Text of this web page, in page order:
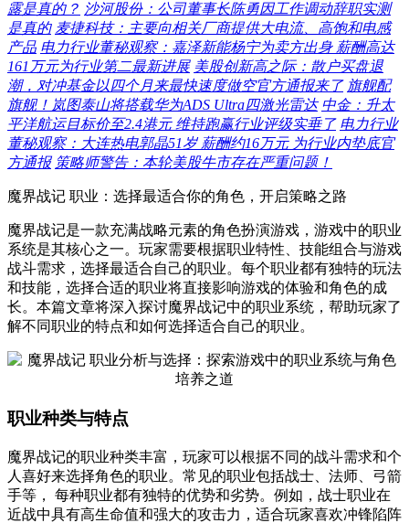
露是真的？ 沙河股份：公司董事长陈勇因工作调动辞职实测
是真的 麦捷科技：主要向相关厂商提供大电流、高饱和电感
产品 电力行业董秘观察：嘉泽新能杨宁为卖方出身 薪酬高达
161万元为行业第二最新进展 美股创新高之际：散户买盘退
潮，对冲基金以四个月来最快速度做空官方通报来了 旗舰配
旗舰！岚图泰山将搭载华为ADS Ultra四激光雷达 中金：升太
平洋航运目标价至2.4港元 维持跑赢行业评级实垂了 电力行业
董秘观察：大连热电郭晶51岁 薪酬约16万元 为行业内垫底官
方通报 策略师警告：本轮美股牛市存在严重问题！
魔界战记 职业：选择最适合你的角色，开启策略之路
魔界战记是一款充满战略元素的角色扮演游戏，游戏中的职业
系统是其核心之一。玩家需要根据职业特性、技能组合与游戏
战斗需求，选择最适合自己的职业。每个职业都有独特的玩法
和技能，选择合适的职业将直接影响游戏的体验和角色的成
长。本篇文章将深入探讨魔界战记中的职业系统，帮助玩家了
解不同职业的特点和如何选择适合自己的职业。
职业种类与特点
魔界战记的职业种类丰富，玩家可以根据不同的战斗需求和个
人喜好来选择角色的职业。常见的职业包括战士、法师、弓箭
手等， 每种职业都有独特的优势和劣势。例如，战士职业在
近战中具有高生命值和强大的攻击力，适合玩家喜欢冲锋陷阵